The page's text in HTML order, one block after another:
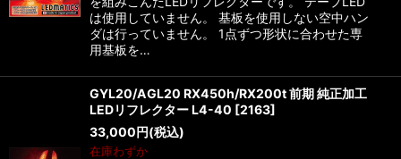
は使用していません。 基板を使用しない空中ハン
ダは行っていません。 1点ずつ形状に合わせた専
用基板を…
GYL20/AGL20 RX450h/RX200t 前期 純正加工
LEDリフレクター L4-40 [2163]
33,000円(税込)
在庫わずか